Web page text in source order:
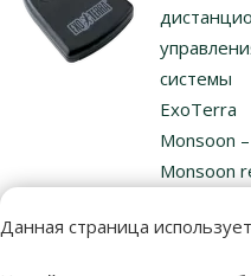
Данная страница
системы
ExoTerra
Monsoon –
Monsoon
Исходная
13,99 €